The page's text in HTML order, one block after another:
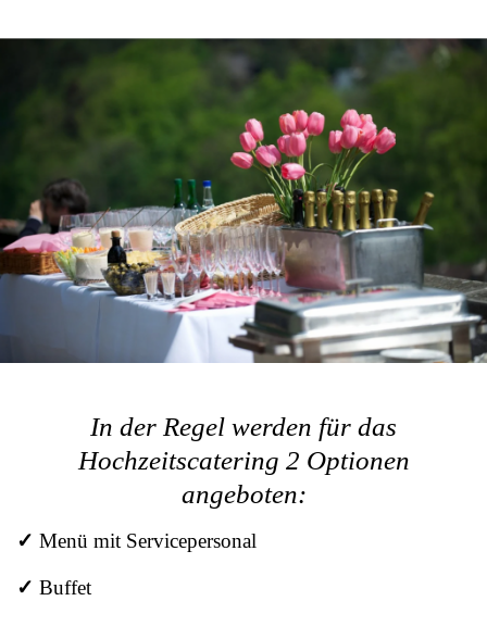
In der Regel werden für das
Hochzeitscatering 2 Optionen
angeboten:
✓ Menü mit Servicepersonal
✓ Buffet